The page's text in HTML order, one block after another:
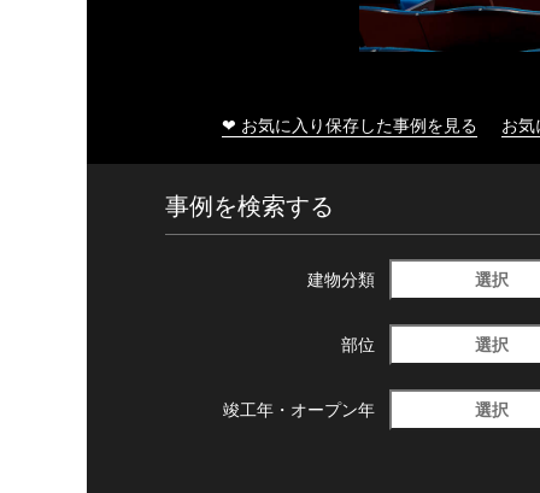
❤ お気に入り保存した事例を見る お
事例を検索する
建物分類 選択
部位 選択
竣工年・ オープン年 選択